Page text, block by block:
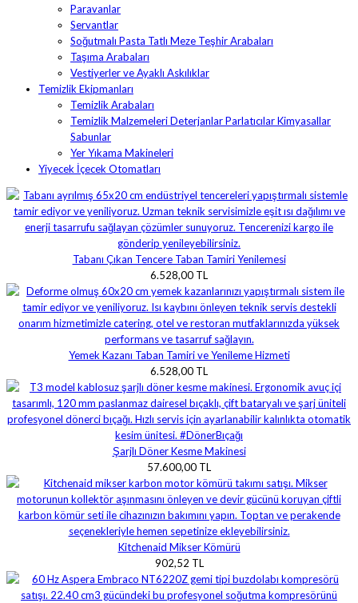
Paravanlar
Servantlar
Soğutmalı Pasta Tatlı Meze Teşhir Arabaları
Taşıma Arabaları
Vestiyerler ve Ayaklı Askılıklar
Temizlik Ekipmanları
Temizlik Arabaları
Temizlik Malzemeleri Deterjanlar Parlatıcılar Kimyasallar
Sabunlar
Yer Yıkama Makineleri
Yiyecek İçecek Otomatları
Tabanı Çıkan Tencere Taban Tamiri Yenilemesi
6.528,00 TL
Yemek Kazanı Taban Tamiri ve Yenileme Hizmeti
6.528,00 TL
Şarjlı Döner Kesme Makinesi
57.600,00 TL
Kitchenaid Mikser Kömürü
902,52 TL